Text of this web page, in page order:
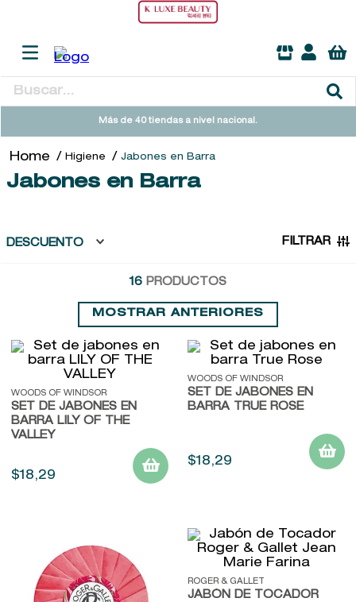
Buscar...
Más de 40 tiendas a nivel nacional.
Higiene Jabones en Barra
Jabones en Barra
DESCUENTO FILTRAR
16 PRODUCTOS
MOSTRAR ANTERIORES
WOODS OF WINDSOR
SET DE JABONES EN
BARRA LILY OF THE
VALLEY
$18,29
WOODS OF WINDSOR
SET DE JABONES EN
BARRA TRUE ROSE
$18,29
ROGER & GALLET
JABÓN DE TOCADOR
TÉRMINOS MÁS BUSCADOS
2.
sol ipanema
kool beauty serum
8.
ysl
baylis
10. john frieda